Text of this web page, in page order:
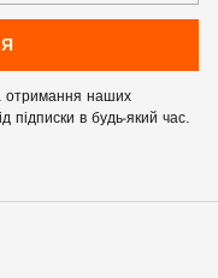
отримання наших
підписки в будь-який час.